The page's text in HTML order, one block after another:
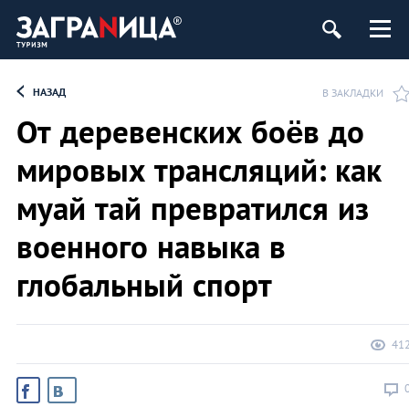
НАЗАД В ЗАКЛАДКИ
От деревенских боёв до
мировых трансляций: как
муай тай превратился из
военного навыка в
глобальный спорт